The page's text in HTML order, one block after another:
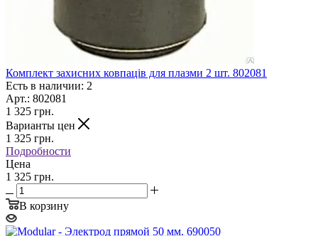
Комплект захисних ковпаців для плазми 2 шт. 802081
Есть в наличии: 2
Арт.: 802081
1 325 грн.
Варианты цен
1 325 грн.
Подробности
Цена
1 325 грн.
В корзину